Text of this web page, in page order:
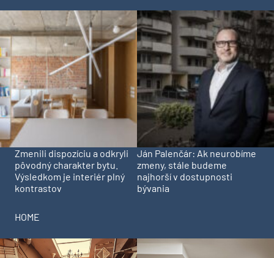
Zmenili dispozíciu a odkryli
pôvodný charakter bytu.
Výsledkom je interiér plný
kontrastov
Ján Palenčár: Ak neurobíme
zmeny, stále budeme
najhorší v dostupnosti
bývania
HOME